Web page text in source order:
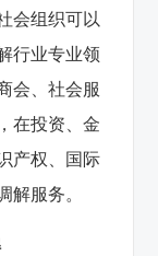
会组织可以
行业专业领
会、社会服
在投资、金
产权、国际
解服务。